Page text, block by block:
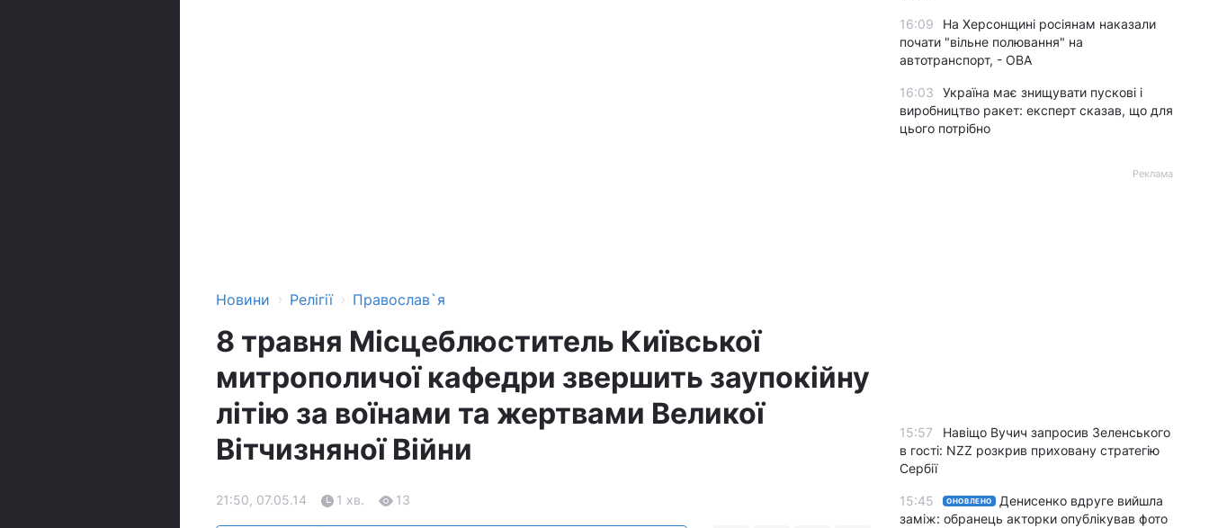
Новини › Релігії › Православ`я
8 травня Місцеблюститель Київської
митрополичої кафедри звершить заупокійну
літію за воїнами та жертвами Великої
Вітчизняної Війни
21:50, 07.05.14 1 хв. 13
16:09
На Херсонщині росіянам наказали
почати "вільне полювання" на
автотранспорт, - ОВА
16:03
Україна має знищувати пускові і
виробництво ракет: експерт сказав, що для
цього потрібно
Реклама
15:57
Навіщо Вучич запросив Зеленського
в гості: NZZ розкрив приховану стратегію
Сербії
15:45 ОНОВЛЕНО
Денисенко вдруге вийшла
заміж: обранець акторки опублікував фото